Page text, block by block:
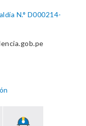
N.° D000214-